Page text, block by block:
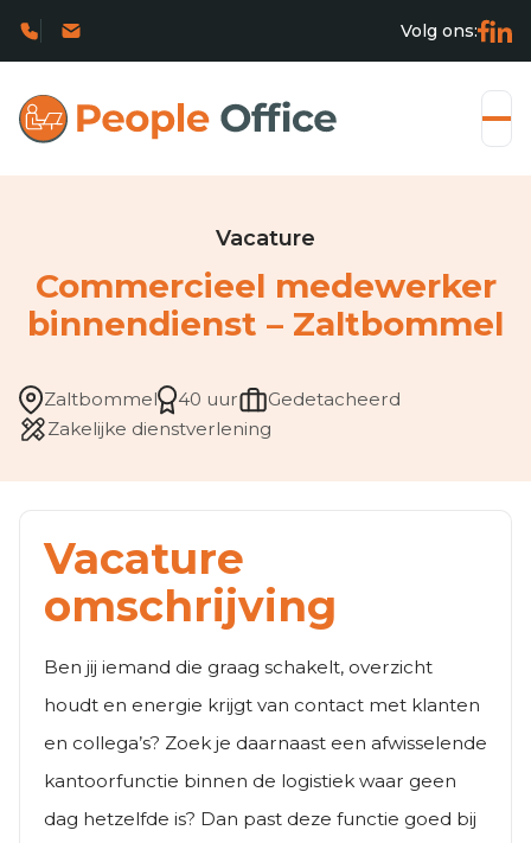
Volg ons:
Vacature
Commercieel medewerker
binnendienst – Zaltbommel
Zaltbommel 40 uur
Gedetacheerd
Zakelijke dienstverlening
Vacature
omschrijving
Ben jij iemand die graag schakelt, overzicht
houdt en energie krijgt van contact met klanten
en collega’s? Zoek je daarnaast een afwisselende
kantoorfunctie binnen de logistiek waar geen
dag hetzelfde is? Dan past deze functie goed bij